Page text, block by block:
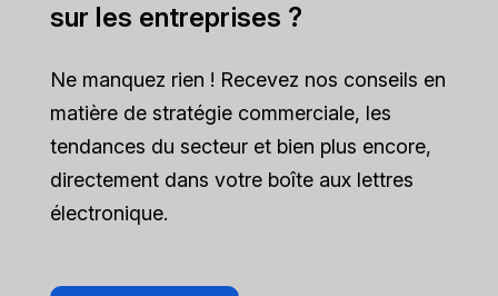
sur les entreprises ?
Ne manquez rien ! Recevez nos conseils en
matière de stratégie commerciale, les
tendances du secteur et bien plus encore,
directement dans votre boîte aux lettres
électronique.